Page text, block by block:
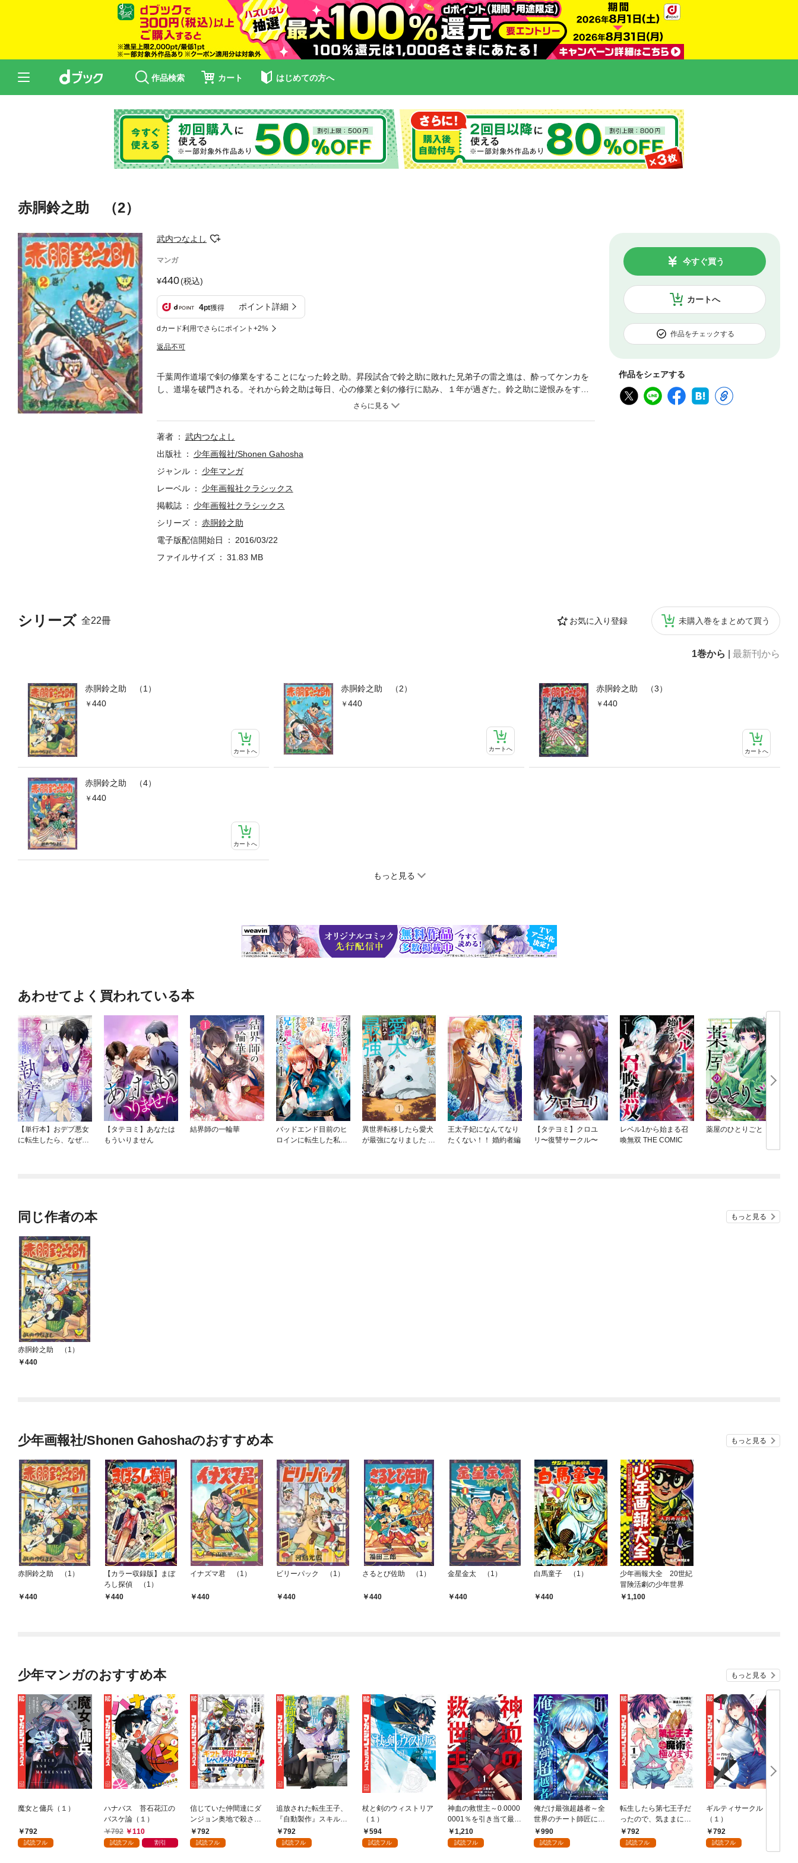
作品検索 カート はじめての方へ
赤胴鈴之助 （2）
武内つなよし
マンガ
440(税込)
4pt獲得 ポイント詳細
dカード利用でさらにポイント+2%
返品不可
カートへ
今すぐ買う
作品をチェックする
作品をシェアする
シリーズ 全22冊 お気に入り登録 未購入巻をまとめて買う
1巻から 最新刊から
赤胴鈴之助 （1）
440
カートへ
赤胴鈴之助 （2）
440
カートへ
赤胴鈴之助 （3）
440
カートへ
赤胴鈴之助 （4）
440
カートへ
もっと見る
千葉周作道場で剣の修業をすることになった鈴之助。昇段試合で鈴之助に敗れた兄弟子の雷之進は、酔ってケンカを
し、道場を破門される。それから鈴之助は毎日、心の修業と剣の修行に励み、１年が過ぎた。鈴之助に逆恨みをする
雷之進は、兄の宝蔵院流の槍の名手、岳林坊らと鈴之助に果たし状を送りつける。師の千葉周作に陰ながら別れを告
著者
武内つなよし
出版社
少年画報社/Shonen Gahosha
ジャンル
少年マンガ
レーベル
少年画報社クラシックス
掲載誌
少年画報社クラシックス
シリーズ
赤胴鈴之助
電子版配信開始日
2016/03/22
ファイルサイズ
31.83 MB
あわせてよく買われている本
【単行本】おデブ悪女
に転生したら、なぜか
【タテヨミ】あなたは
もういりません
結界師の一輪華
バッドエンド目前のヒ
ロインに転生した私、
異世界転移したら愛犬
が最強になりました ～
王太子妃になんてなり
たくない！！ 婚約者編
【タテヨミ】クロユ
リ〜復讐サークル〜
レベル1から始まる召
喚無双 THE COMIC
薬屋のひとりごと
同じ作者の本 もっと見る
赤胴鈴之助 （1）
440
少年画報社/Shonen Gahoshaのおすすめ本 もっと見る
赤胴鈴之助 （1）
440
【カラー収録版】まぼ
ろし探偵 （1）
440
イナズマ君 （1）
440
ビリーパック （1）
440
さるとび佐助 （1）
440
金星金太 （1）
440
白馬童子 （1）
440
少年画報大全 20世紀
冒険活劇の少年世界
1,100
少年マンガのおすすめ本 もっと見る
魔女と傭兵（１）
792
試読フル
ハナバス 苔石花江の
バスケ論（１）
792
110
試読フル 割引
信じていた仲間達にダ
ンジョン奥地で殺され
かけたがギフト『無限
ガチャ』でレベル９９
792
試読フル
追放された転生王子、
『自動製作』スキルで
領地を爆速で開拓し最
強の村を作ってしまう
792
試読フル
杖と剣のウィストリア
（１）
594
試読フル
神血の救世主～0.0000
0001％を引き当て最強
へ～【電子書籍特典
付】（１）
1,210
試読フル
俺だけ最強超越者～全
世界のチート師匠に認
められた～【単行本】
（１）
990
試読フル
転生したら第七王子だ
ったので、気ままに魔
術を極めます（１）
792
試読フル
ギルティサークル
（１）
792
試読フル